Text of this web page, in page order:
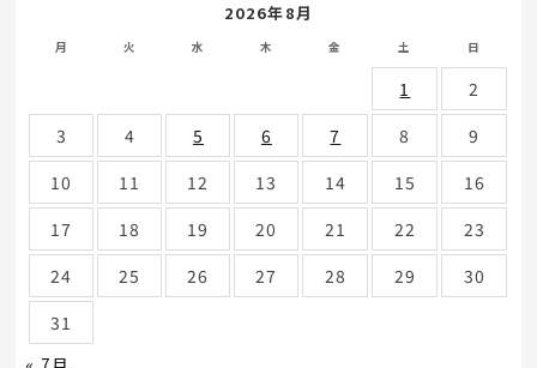
2026年8月
月 火 水 木 金 土 日
1
2
3
4 5 6 7 8
9
10
11 12 13 14 15
16
17
18 19 20 21 22
23
24
25 26 27 28 29
30
31